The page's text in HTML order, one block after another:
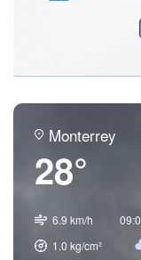
Monterrey
28°
6.9 km/h
1.0 kg/cm²